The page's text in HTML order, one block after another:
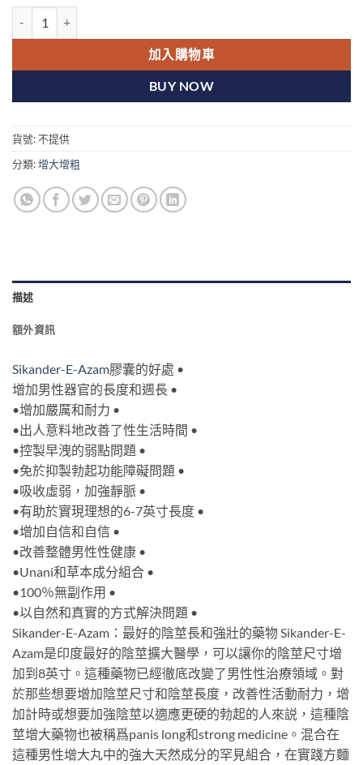
加入購物車
BUY NOW
貨號:不提供
分類:增大增粗
描述
額外資訊
Sikander-E-Azam膠囊的好處 •
增加男性器官的長度和週長 •
•增加嚴厲和耐力 •
•出人意料地改善了性生活時間 •
•控製早洩的弱點問題 •
•免於抑製勃起功能障礙問題 •
•吸收虛弱，加強靜脈 •
•有助於實現理想的6-7英寸長度 •
•增加自信和自信 •
•改善整體男性性健康 •
•Unani和草本成分組合 •
•100％無副作用 •
•以自然和真實的方式解決問題 •
Sikander-E-Azam：最好的陰莖長和強壯的藥物 Sikander-E-
Azam是印度最好的陰莖擴大醫學，可以讓你的陰莖尺寸增
加到8英寸。這種藥物已經徹底改變了男性性治療領域。對
於那些想要增加陰莖尺寸和陰莖長度，改善性活動耐力，增
加計時或想要加強陰莖以適應更硬的勃起的人來説，這種陰
莖增大藥物也被稱爲panis long和strong medicine。混合在
這種男性增大丸中的強大天然成分的罕見組合，在實踐方麵